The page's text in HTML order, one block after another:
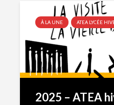
À LA UNE ATEA LYCÉE
2025 – ATEA